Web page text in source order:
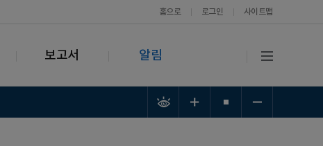
홈으로 로그인 사이트맵
보고서 알림